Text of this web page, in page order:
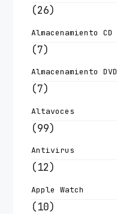
(26)
Almacenamiento CD
(7)
Almacenamiento DVD
(7)
Altavoces
(99)
Antivirus
(12)
Apple Watch
(10)